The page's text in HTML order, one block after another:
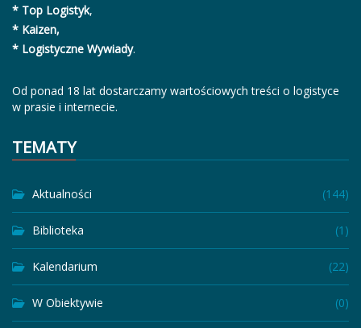
* Top Logistyk,
* Kaizen,
* Logistyczne Wywiady.
Od ponad 18 lat dostarczamy wartościowych treści o logistyce
w prasie i internecie.
TEMATY
Aktualności (144)
Biblioteka (1)
Kalendarium (22)
W Obiektywie (0)